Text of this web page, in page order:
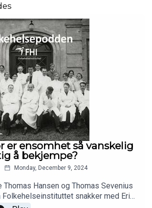
er ensomhet så vanskelig
å bekjempe?
Monday, December 9, 2024
Thomas Hansen og Thomas Sevenius
Folkehelseinstituttet snakker med Erik